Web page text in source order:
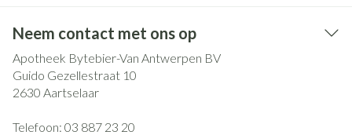
Neem contact met ons op
Apotheek Bytebier-Van Antwerpen BV
Guido Gezellestraat 10
2630 Aartselaar
Telefoon: 03 887 23 20